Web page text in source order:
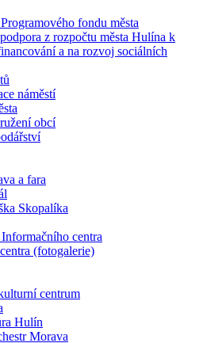
fondu města
z rozpočtu města Hulína k
a na rozvoj sociálních
náměstí
obcí
a fara
Skopalíka
centra
(fotogalerie)
centrum
Hulín
Morava